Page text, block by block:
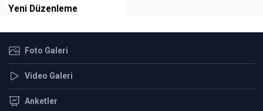
Yeni Düzenleme
Foto Galeri
Video Galeri
Anketler